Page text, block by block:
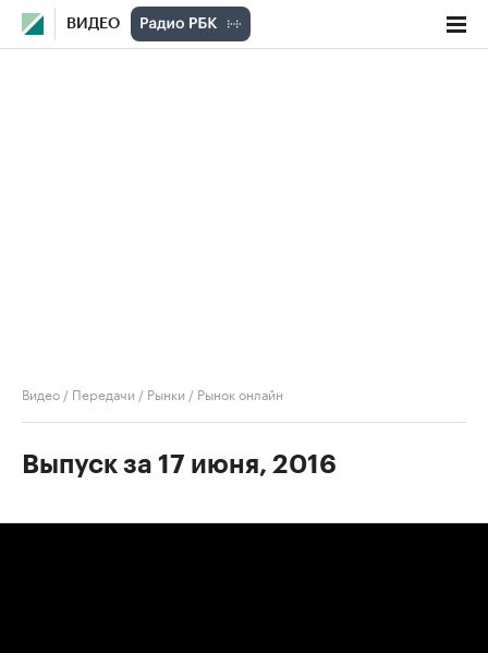
ВИДЕО
Видео / Передачи / Рынки / Рынок онлайн
Выпуск за 17 июня, 2016